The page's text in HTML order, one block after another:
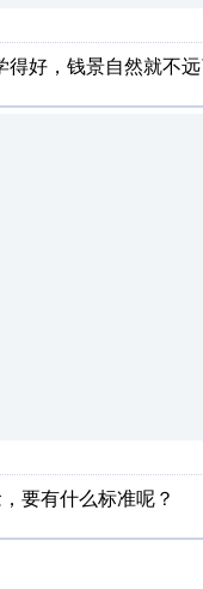
得好，钱景自然就不
要有什么标准呢？